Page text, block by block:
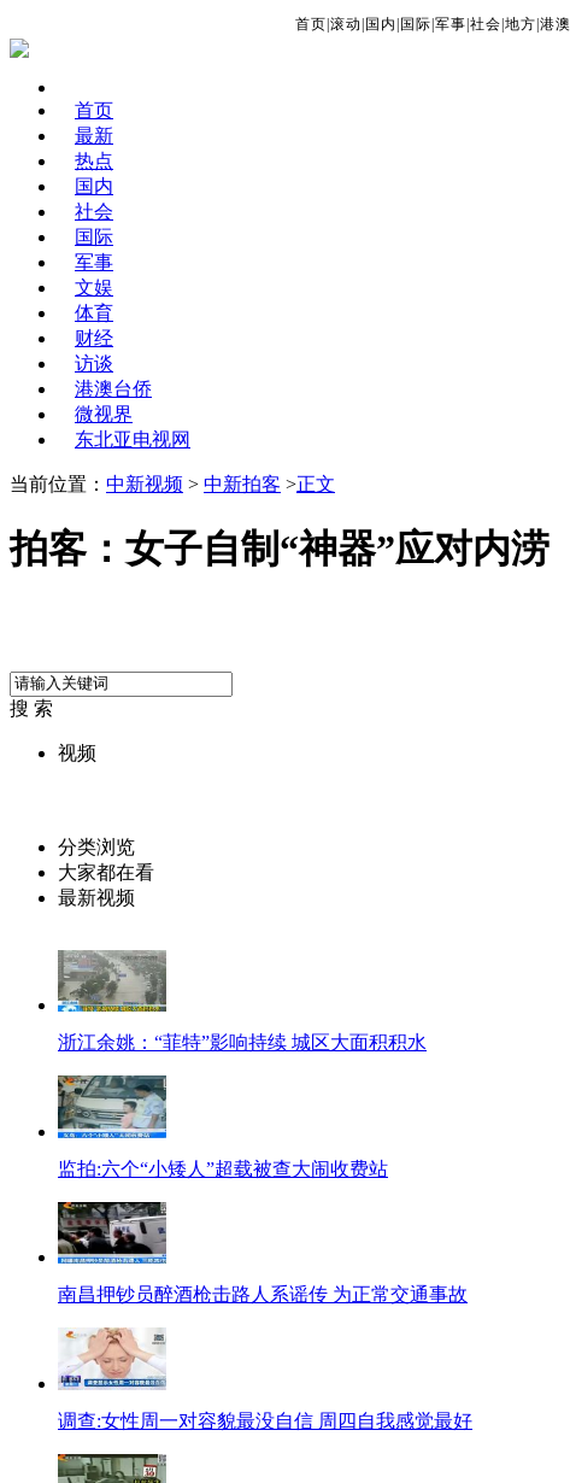
首页 滚动 国内 国际 军事 社会 地方 港澳
首页
最新
热点
国内
社会
国际
军事
文娱
体育
财经
访谈
港澳台侨
微视界
东北亚电视网
当前位置： 中新视频 > 中新拍客 >正文
拍客：女子自制“神器”应对内涝
搜 索
视频
分类浏览
大家都在看
最新视频
浙江余姚：“菲特”影响持续 城区大面积积水
监拍:六个“小矮人”超载被查大闹收费站
南昌押钞员醉酒枪击路人系谣传 为正常交通事故
调查:女性周一对容貌最没自信 周四自我感觉最好